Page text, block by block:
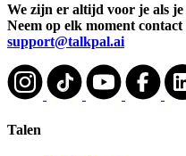
We zijn er altijd voor je als
Neem op elk moment
support@talkpal.ai
Talen